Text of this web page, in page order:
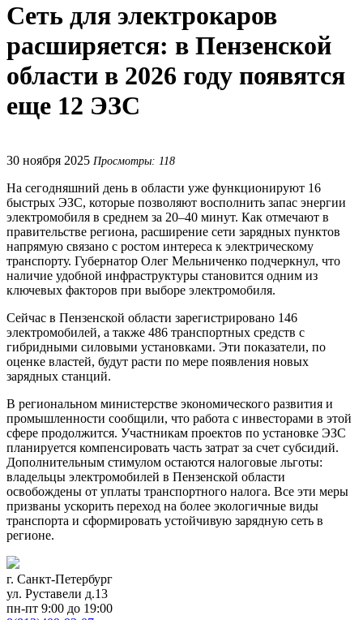
Сеть для электрокаров
расширяется: в Пензенской
области в 2026 году появятся
еще 12 ЭЗС
30 ноября 2025 Просмотры: 118
На сегодняшний день в области уже функционируют 16
быстрых ЭЗС, которые позволяют восполнить запас энергии
электромобиля в среднем за 20–40 минут. Как отмечают в
правительстве региона, расширение сети зарядных пунктов
напрямую связано с ростом интереса к электрическому
транспорту. Губернатор Олег Мельниченко подчеркнул, что
наличие удобной инфраструктуры становится одним из
ключевых факторов при выборе электромобиля.
Сейчас в Пензенской области зарегистрировано 146
электромобилей, а также 486 транспортных средств с
гибридными силовыми установками. Эти показатели, по
оценке властей, будут расти по мере появления новых
зарядных станций.
В региональном министерстве экономического развития и
промышленности сообщили, что работа с инвесторами в этой
сфере продолжится. Участникам проектов по установке ЭЗС
планируется компенсировать часть затрат за счет субсидий.
Дополнительным стимулом остаются налоговые льготы:
владельцы электромобилей в Пензенской области
освобождены от уплаты транспортного налога. Все эти меры
призваны ускорить переход на более экологичные виды
транспорта и сформировать устойчивую зарядную сеть в
регионе.
г. Санкт-Петербург
ул. Руставели д.13
пн-пт 9:00 до 19:00